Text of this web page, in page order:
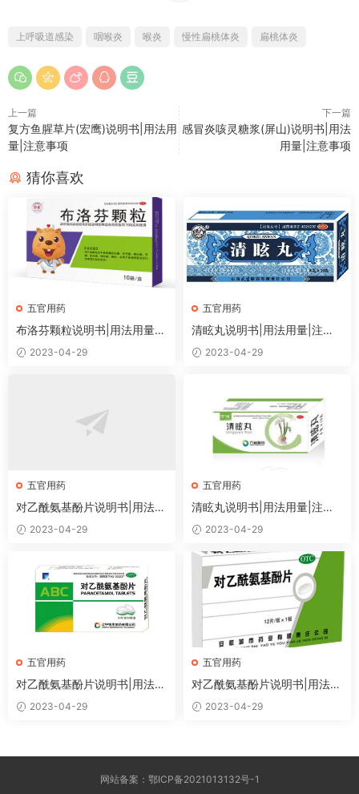
上呼吸道感染 咽喉炎 喉炎 慢性扁桃体炎 扁桃体炎
上一篇
复方鱼腥草片(宏鹰)说明书|用法用
量|注意事项
下一篇
感冒炎咳灵糖浆(屏山)说明书|用法
用量|注意事项
猜你喜欢
五官用药
布洛芬颗粒说明书|用法用量|
注意事项
2023-04-29
五官用药
清眩丸说明书|用法用量|注意
事项2023-04-29
五官用药
对乙酰氨基酚片说明书|用法用
量|注意事项
2023-04-29
五官用药
清眩丸说明书|用法用量|注意
事项2023-04-29
五官用药
对乙酰氨基酚片说明书|用法用
量|注意事项
2023-04-29
五官用药
对乙酰氨基酚片说明书|用法用
量|注意事项
2023-04-29
网站备案：鄂ICP备2021013132号-1